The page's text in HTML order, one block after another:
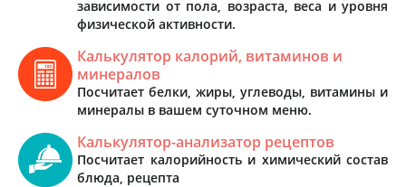
зависимости от пола, возраста, веса и уровня
физической активности.
Калькулятор калорий, витаминов и
минералов
Посчитает белки, жиры, углеводы, витамины и
минералы в вашем суточном меню.
Калькулятор-анализатор рецептов
Посчитает калорийность и химический состав
блюда, рецепта